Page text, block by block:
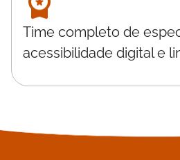
Time completo de
acessibilidade digital e